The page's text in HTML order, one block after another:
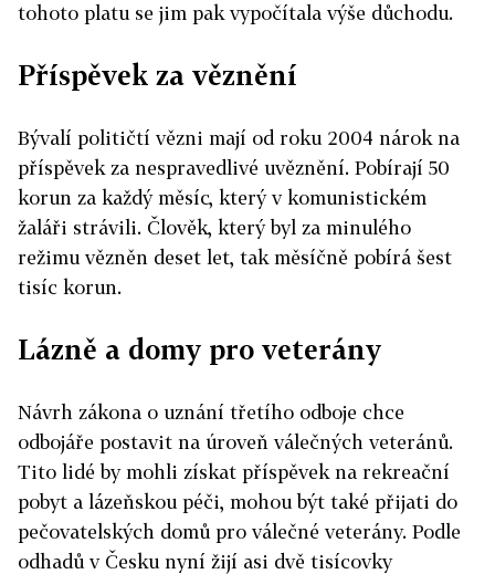
tohoto platu se jim pak vypočítala výše důchodu.
Příspěvek za věznění
Bývalí političtí vězni mají od roku 2004 nárok na
příspěvek za nespravedlivé uvěznění. Pobírají 50
korun za každý měsíc, který v komunistickém
žaláři strávili. Člověk, který byl za minulého
režimu vězněn deset let, tak měsíčně pobírá šest
tisíc korun.
Lázně a domy pro veterány
Návrh zákona o uznání třetího odboje chce
odbojáře postavit na úroveň válečných veteránů.
Tito lidé by mohli získat příspěvek na rekreační
pobyt a lázeňskou péči, mohou být také přijati do
pečovatelských domů pro válečné veterány. Podle
odhadů v Česku nyní žijí asi dvě tisícovky